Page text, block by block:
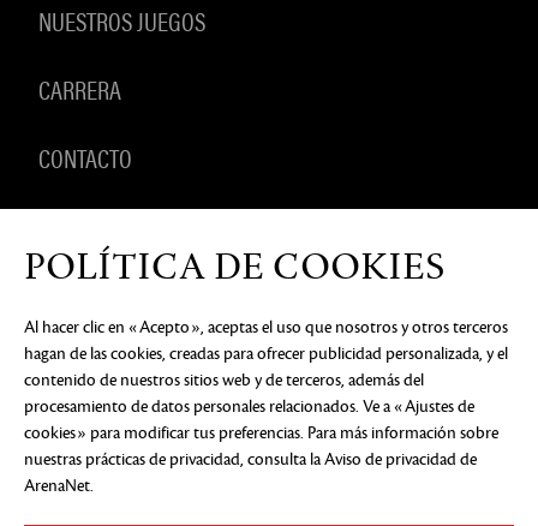
NUESTROS JUEGOS
CARRERA
CONTACTO
AVISO DE PRIVACIDAD DOCUMENTOS LEGALES
NO
VENDER NI COMPARTIR MI INFORMACIÓN
PERSONAL
PREFERENCIAS DE COOKIES
©2026 ArenaNet, LLC. Reservados todos los
derechos. Todas las marcas comerciales son
propiedad de sus respectivos dueños.
POLÍTICA DE COOKIES
Al hacer clic en «Acepto», aceptas el uso que nosotros y otros terceros
hagan de las cookies, creadas para ofrecer publicidad personalizada, y el
contenido de nuestros sitios web y de terceros, además del
procesamiento de datos personales relacionados. Ve a «Ajustes de
cookies» para modificar tus preferencias. Para más información sobre
nuestras prácticas de privacidad, consulta la Aviso de privacidad de
ArenaNet.